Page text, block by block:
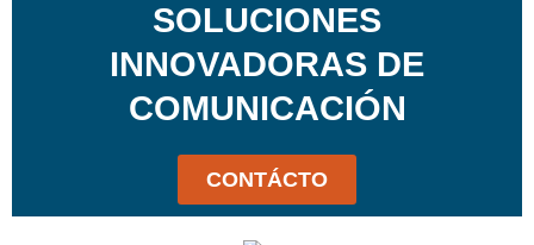
SOLUCIONES
INNOVADORAS DE
COMUNICACIÓN
CONTÁCTO